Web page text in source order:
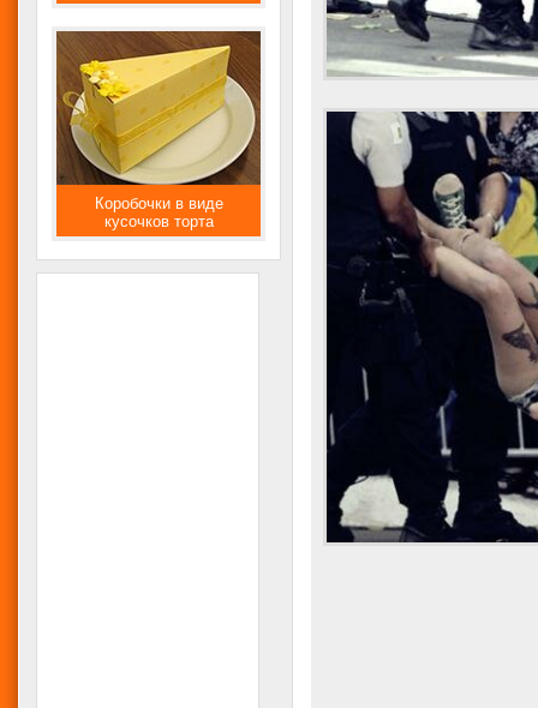
Коробочки в виде
кусочков торта